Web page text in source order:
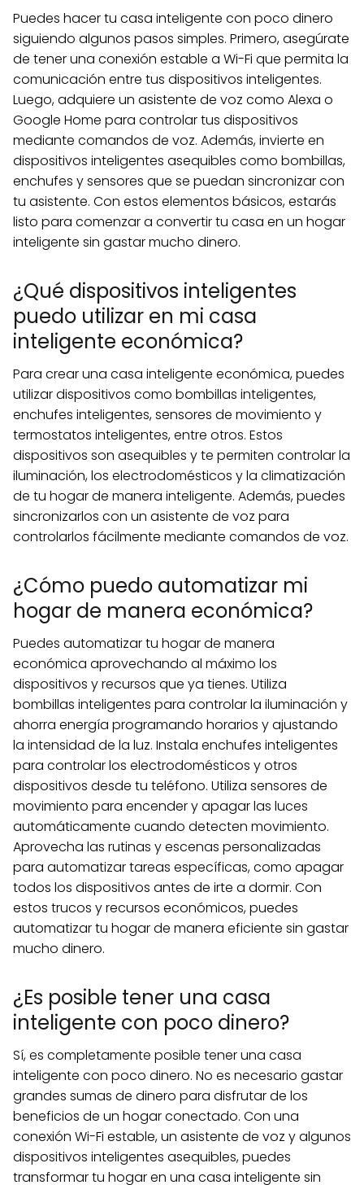
Puedes hacer tu casa inteligente con poco dinero
siguiendo algunos pasos simples. Primero, asegúrate
de tener una conexión estable a Wi-Fi que permita la
comunicación entre tus dispositivos inteligentes.
Luego, adquiere un asistente de voz como Alexa o
Google Home para controlar tus dispositivos
mediante comandos de voz. Además, invierte en
dispositivos inteligentes asequibles como bombillas,
enchufes y sensores que se puedan sincronizar con
tu asistente. Con estos elementos básicos, estarás
listo para comenzar a convertir tu casa en un hogar
inteligente sin gastar mucho dinero.
¿Qué dispositivos inteligentes
puedo utilizar en mi casa
inteligente económica?
Para crear una casa inteligente económica, puedes
utilizar dispositivos como bombillas inteligentes,
enchufes inteligentes, sensores de movimiento y
termostatos inteligentes, entre otros. Estos
dispositivos son asequibles y te permiten controlar la
iluminación, los electrodomésticos y la climatización
de tu hogar de manera inteligente. Además, puedes
sincronizarlos con un asistente de voz para
controlarlos fácilmente mediante comandos de voz.
¿Cómo puedo automatizar mi
hogar de manera económica?
Puedes automatizar tu hogar de manera
económica aprovechando al máximo los
dispositivos y recursos que ya tienes. Utiliza
bombillas inteligentes para controlar la iluminación y
ahorra energía programando horarios y ajustando
la intensidad de la luz. Instala enchufes inteligentes
para controlar los electrodomésticos y otros
dispositivos desde tu teléfono. Utiliza sensores de
movimiento para encender y apagar las luces
automáticamente cuando detecten movimiento.
Aprovecha las rutinas y escenas personalizadas
para automatizar tareas específicas, como apagar
todos los dispositivos antes de irte a dormir. Con
estos trucos y recursos económicos, puedes
automatizar tu hogar de manera eficiente sin gastar
mucho dinero.
¿Es posible tener una casa
inteligente con poco dinero?
Sí, es completamente posible tener una casa
inteligente con poco dinero. No es necesario gastar
grandes sumas de dinero para disfrutar de los
beneficios de un hogar conectado. Con una
conexión Wi-Fi estable, un asistente de voz y algunos
dispositivos inteligentes asequibles, puedes
transformar tu hogar en una casa inteligente sin